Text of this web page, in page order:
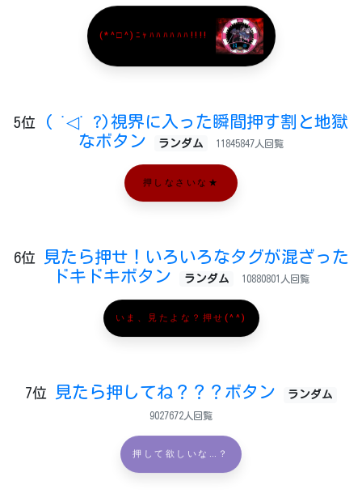
(*^□^)ﾆｬﾊﾊﾊﾊﾊﾊ!!!!
5位
( ˙◁˙ ?)視界に入った瞬間押す割と地獄
なボタン
ランダム 11845847人回覧
押しなさいな★
6位
見たら押せ！いろいろなタグが混ざった
ドキドキボタン
ランダム 10880801人回覧
いま、見たよな？押せ(^^)
7位 見たら押してね？？？ボタン ランダム
9027672人回覧
押して欲しいな…？